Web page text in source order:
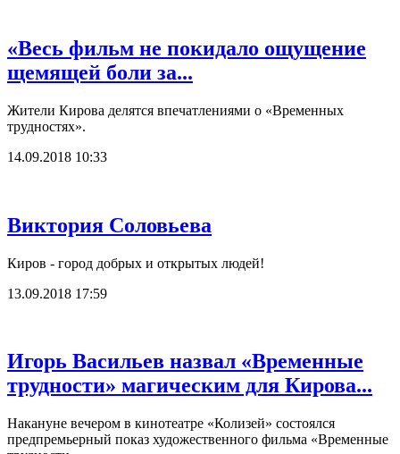
«Весь фильм не покидало ощущение
щемящей боли за...
Жители Кирова делятся впечатлениями о «Временных
трудностях».
14.09.2018 10:33
Виктория Соловьева
Киров - город добрых и открытых людей!
13.09.2018 17:59
Игорь Васильев назвал «Временные
трудности» магическим для Кирова...
Накануне вечером в кинотеатре «Колизей» состоялся
предпремьерный показ художественного фильма «Временные